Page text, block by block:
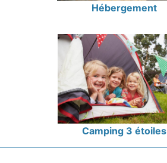
Hébergement
Camping 3 étoiles